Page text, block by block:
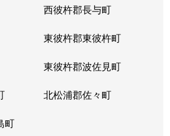
西彼杵郡長与町
東彼杵郡東彼杵町
東彼杵郡波佐見町
北松浦郡佐々町
町